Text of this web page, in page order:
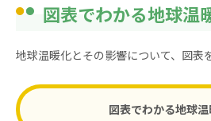
図表でわかる地球温
地球温暖化とその影響について、図表
図表でわかる地球